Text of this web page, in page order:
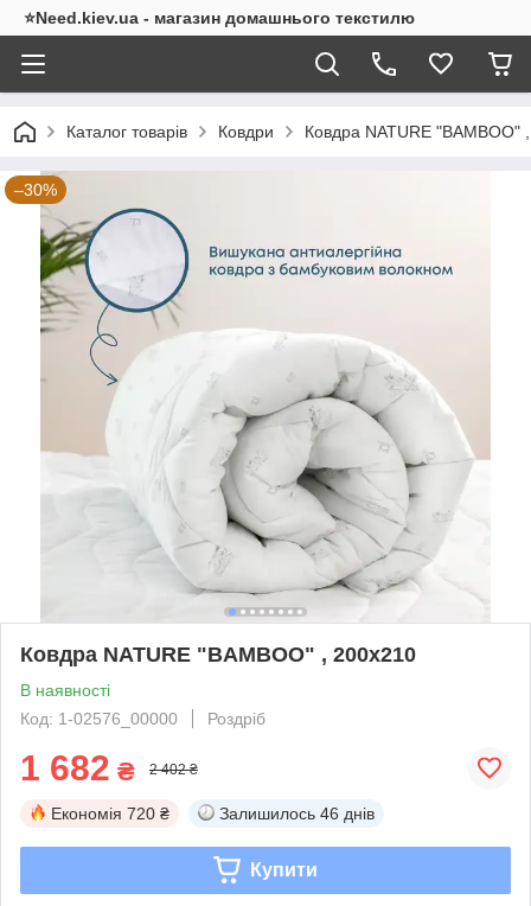
⭐Need.kiev.ua - магазин домашнього текстилю
Каталог товарів Ковдри Ковдра NATURE "BAMBOO"
–30%
Ковдра NATURE "BAMBOO" , 200x210
В наявності
Код: 1-02576_00000
Роздріб
1 682 ₴ 2 402 ₴
Економія 720 ₴ Залишилось 46 днів
Купити